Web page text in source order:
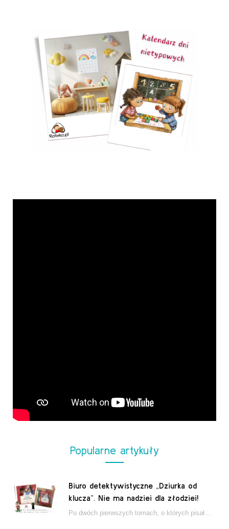
Popularne artykuły
Biuro detektywistyczne „Dziurka od
klucza”. Nie ma nadziei dla złodziei!